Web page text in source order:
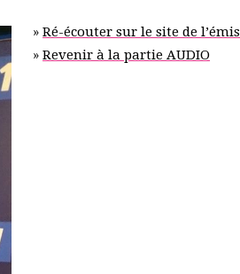
» Ré-écouter sur le site de
» Revenir à la partie AUDIO